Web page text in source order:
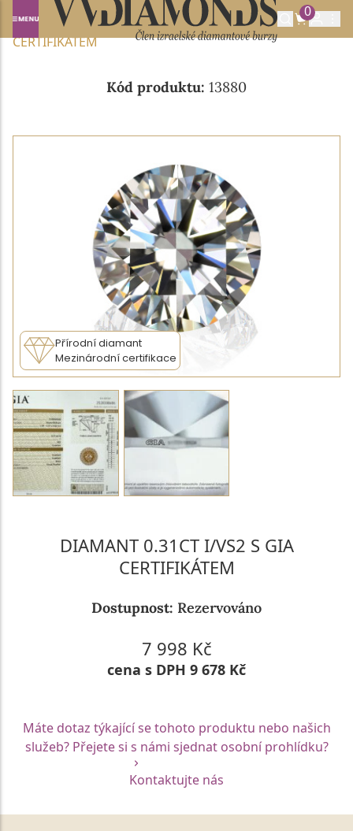
0
Domů NABÍDKA DIAMANTŮ
0.31CT I/VS2 S GIA
CERTIFIKÁTEM
Kód produktu: 13880
Přírodní diamant
Mezinárodní certifikace
DIAMANT 0.31CT I/VS2 S GIA
CERTIFIKÁTEM
Dostupnost: Rezervováno
7 998 Kč
cena s DPH 9 678 Kč
Máte dotaz týkající se tohoto produktu nebo našich
služeb? Přejete si s námi sjednat osobní prohlídku?
Kontaktujte nás